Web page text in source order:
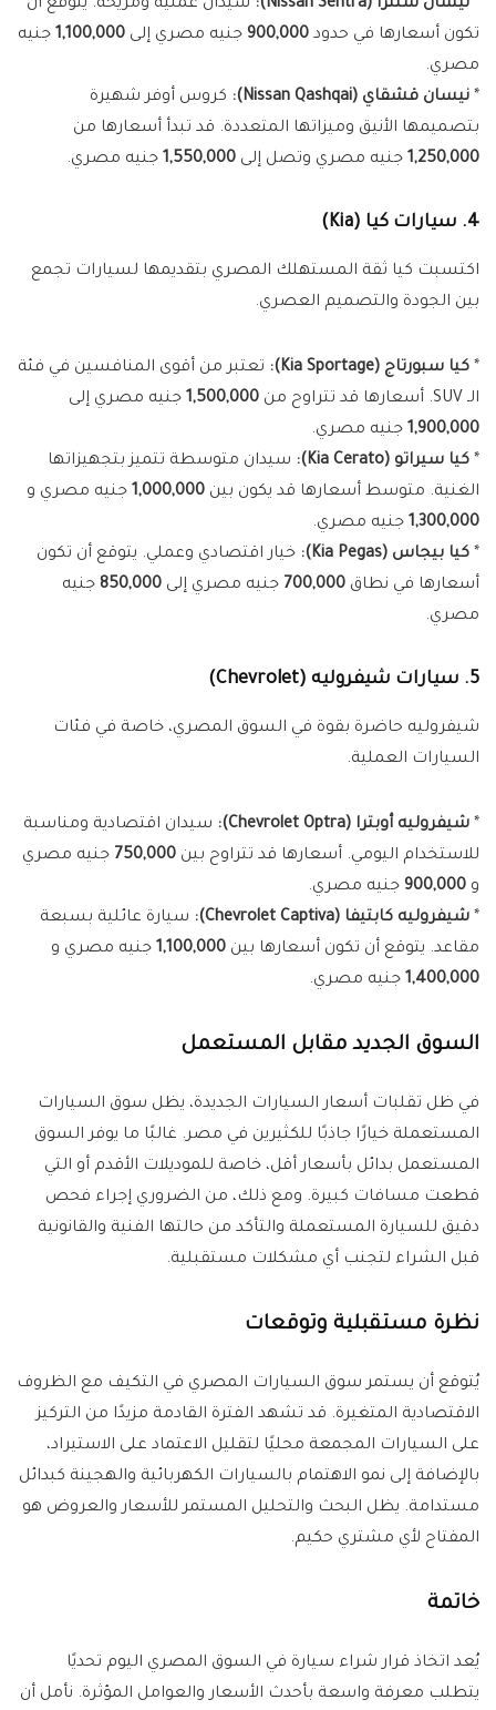
نيسان سنترا (Nissan Sentra):
سيدان عملية ومريحة. يتوقع أن
تكون أسعارها في حدود 900,000 جنيه مصري إلى 1,100,000 جنيه
مصري.
* نيسان قشقاي (Nissan Qashqai):
كروس أوفر شهيرة
بتصميمها الأنيق وميزاتها المتعددة. قد تبدأ أسعارها من
1,250,000 جنيه مصري وتصل إلى 1,550,000 جنيه مصري.
4. سيارات كيا (Kia)
اكتسبت كيا ثقة المستهلك المصري بتقديمها لسيارات تجمع
بين الجودة والتصميم العصري.
* كيا سبورتاج (Kia Sportage):
تعتبر من أقوى المنافسين في فئة
الـ SUV. أسعارها قد تتراوح من
1,500,000 جنيه مصري إلى
1,900,000 جنيه مصري.
* كيا سيراتو (Kia Cerato):
سيدان متوسطة تتميز بتجهيزاتها
الغنية. متوسط أسعارها قد يكون بين 1,000,000 جنيه مصري و
1,300,000 جنيه مصري.
* كيا بيجاس (Kia Pegas):
خيار اقتصادي وعملي. يتوقع أن تكون
أسعارها في نطاق 700,000 جنيه مصري إلى 850,000 جنيه
مصري.
5. سيارات شيفروليه (Chevrolet)
شيفروليه حاضرة بقوة في السوق المصري، خاصة في فئات
السيارات العملية.
* شيفروليه أوبترا (Chevrolet Optra):
سيدان اقتصادية ومناسبة
للاستخدام اليومي. أسعارها قد تتراوح بين 750,000 جنيه مصري
و 900,000 جنيه مصري.
* شيفروليه كابتيفا (Chevrolet Captiva):
سيارة عائلية بسبعة
مقاعد. يتوقع أن تكون أسعارها بين 1,100,000 جنيه مصري و
1,400,000 جنيه مصري.
السوق الجديد مقابل المستعمل
في ظل تقلبات أسعار السيارات الجديدة، يظل سوق السيارات
المستعملة خيارًا جاذبًا للكثيرين في مصر. غالبًا ما يوفر السوق
المستعمل بدائل بأسعار أقل، خاصة للموديلات الأقدم أو التي
قطعت مسافات كبيرة. ومع ذلك، من الضروري إجراء فحص
دقيق للسيارة المستعملة والتأكد من حالتها الفنية والقانونية
قبل الشراء لتجنب أي مشكلات مستقبلية.
نظرة مستقبلية وتوقعات
يُتوقع أن يستمر سوق السيارات المصري في التكيف مع الظروف
الاقتصادية المتغيرة. قد تشهد الفترة القادمة مزيدًا من التركيز
على السيارات المجمعة محليًا لتقليل الاعتماد على الاستيراد،
بالإضافة إلى نمو الاهتمام بالسيارات الكهربائية والهجينة كبدائل
مستدامة. يظل البحث والتحليل المستمر للأسعار والعروض هو
المفتاح لأي مشتري حكيم.
خاتمة
يُعد اتخاذ قرار شراء سيارة في السوق المصري اليوم تحديًا
يتطلب معرفة واسعة بأحدث الأسعار والعوامل المؤثرة. نأمل أن